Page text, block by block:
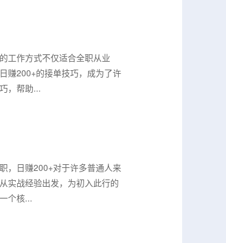
工作方式不仅适合全职从业
赚200+的接单技巧，成为了许
，帮助...
，日赚200+对于许多普通人来
实战经验出发，为初入此行的
个核...